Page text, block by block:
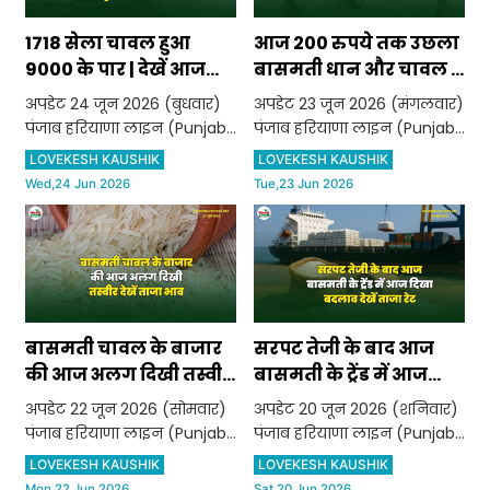
1718 सेला चावल हुआ
9000 के पार | देखें आज
कितना तेज हुआ बासमती
चावल
अपडेट 24 जून 2026 (बुधवार)
पंजाब हरियाणा लाइन (Punjab
Haryana Line) 1121 Steam
(Grade A+) भाव ₹ 9800 स्थिर
1121 Steam (Grade A) भाव ₹
9750 स्थिर 1121 Golden Sella
(Grade A+) भाव ₹ 9550 तेजी ₹
200 112
LOVEKESH KAUSHIK
Wed,24 Jun 2026
आज 200 रुपये तक उछला
बासमती धान और चावल |
देखें ताजा रेट
अपडेट 23 जून 2026 (मंगलवार)
पंजाब हरियाणा लाइन (Punjab
Haryana Line) 1121 Steam
(Grade A+) भाव ₹ 9800 स्थिर
1121 Steam (Grade A) भाव ₹
9750 स्थिर 1121 Golden Sella
(Grade A+) भाव ₹ 9350 स्थिर
1121 Go
LOVEKESH KAUSHIK
Tue,23 Jun 2026
बासमती चावल के बाजार
की आज अलग दिखी तस्वीर
| देखें ताजा भाव
अपडेट 22 जून 2026 (सोमवार)
पंजाब हरियाणा लाइन (Punjab
Haryana Line) 1121 Steam
(Grade A+) भाव ₹ 9800 स्थिर
LOVEKESH KAUSHIK
सरपट तेजी के बाद आज
बासमती के ट्रेंड में आज
दिखा बदलाव | देखें ताजा
रेट
अपडेट 20 जून 2026 (शनिवार)
पंजाब हरियाणा लाइन (Punjab
Haryana Line) 1121 Steam
(Grade A+) भाव ₹ 9800 1121
LOVEKESH KAUSHIK